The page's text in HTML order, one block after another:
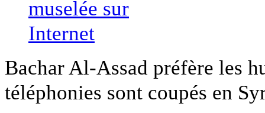
Bachar Al-Assad préfère les
téléphonies sont coupés en